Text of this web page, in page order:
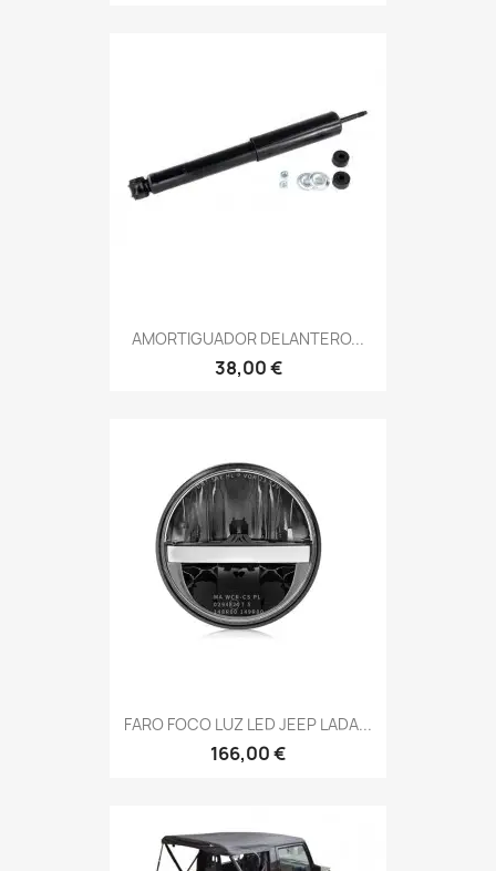
AMORTIGUADOR DELANTERO...
38,00 €
FARO FOCO LUZ LED JEEP LADA...
166,00 €